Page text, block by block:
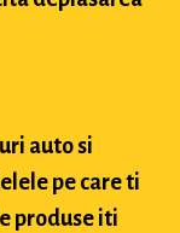
auto si
pe care ti
produse iti